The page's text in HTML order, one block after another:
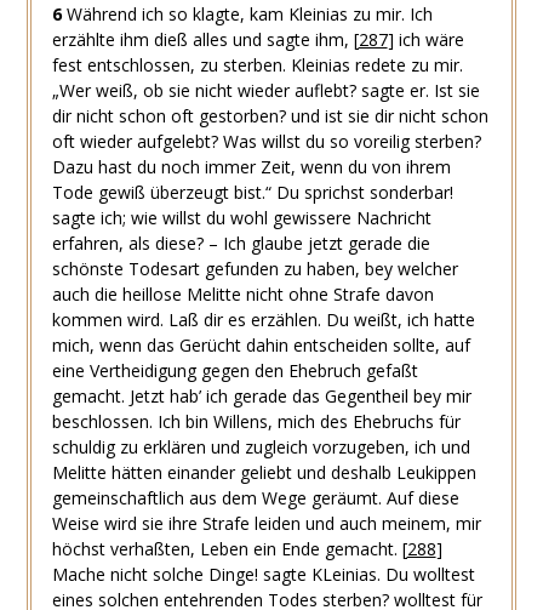
6Während ich so klagte, kam Kleinias zu mir. Ich
erzählte ihm dieß alles und sagte ihm, [287] ich wäre
fest entschlossen, zu sterben. Kleinias redete zu mir.
„Wer weiß, ob sie nicht wieder auflebt? sagte er. Ist sie
dir nicht schon oft gestorben? und ist sie dir nicht schon
oft wieder aufgelebt? Was willst du so voreilig sterben?
Dazu hast du noch immer Zeit, wenn du von ihrem
Tode gewiß überzeugt bist.“ Du sprichst sonderbar!
sagte ich; wie willst du wohl gewissere Nachricht
erfahren, als diese? – Ich glaube jetzt gerade die
schönste Todesart gefunden zu haben, bey welcher
auch die heillose Melitte nicht ohne Strafe davon
kommen wird. Laß dir es erzählen. Du weißt, ich hatte
mich, wenn das Gerücht dahin entscheiden sollte, auf
eine Vertheidigung gegen den Ehebruch gefaßt
gemacht. Jetzt hab’ ich gerade das Gegentheil bey mir
beschlossen. Ich bin Willens, mich des Ehebruchs für
schuldig zu erklären und zugleich vorzugeben, ich und
Melitte hätten einander geliebt und deshalb Leukippen
gemeinschaftlich aus dem Wege geräumt. Auf diese
Weise wird sie ihre Strafe leiden und auch meinem, mir
höchst verhaßten, Leben ein Ende gemacht. [288]
Mache nicht solche Dinge! sagte KLeinias. Du wolltest
eines solchen entehrenden Todes sterben? wolltest für